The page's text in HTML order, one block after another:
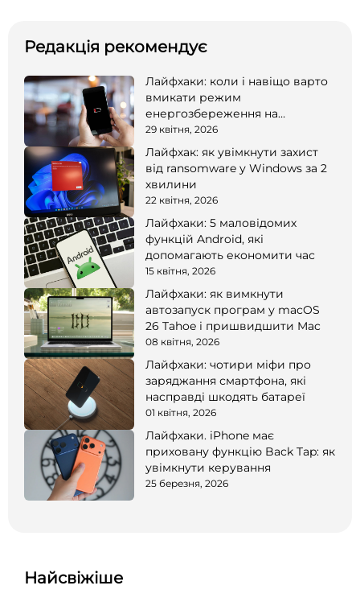
Редакція рекомендує
Лайфхаки: коли і навіщо варто
вмикати режим
енергозбереження на
смартфоні
29 квітня, 2026
Лайфхак: як увімкнути захист
від ransomware у Windows за 2
хвилини
22 квітня, 2026
Лайфхаки: 5 маловідомих
функцій Android, які
допомагають економити час
15 квітня, 2026
Лайфхаки: як вимкнути
автозапуск програм у macOS
26 Tahoe і пришвидшити Mac
08 квітня, 2026
Лайфхаки: чотири міфи про
заряджання смартфона, які
насправді шкодять батареї
01 квітня, 2026
Лайфхаки. iPhone має
приховану функцію Back Tap: як
увімкнути керування
25 березня, 2026
Найсвіжіше